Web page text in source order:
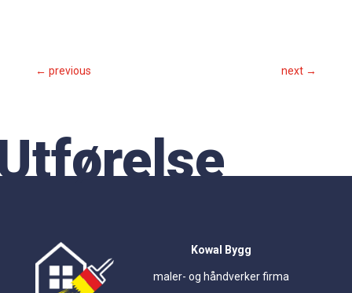
← previous next →
Kowal Bygg
maler- og håndverker firma